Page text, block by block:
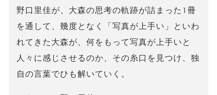
野口里佳が、大森の思考の軌跡が詰まった1冊
を通して、幾度となく「写真が上手い」といわ
れてきた大森が、何をもって写真が上手いと
人々に感じさせるのか、その糸口を見つけ、独
自の言葉でひも解いていく。